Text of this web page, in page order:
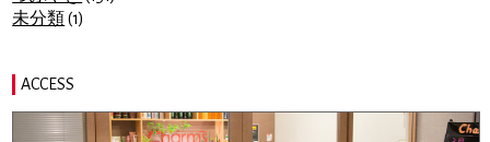
未分類 (1)
ACCESS